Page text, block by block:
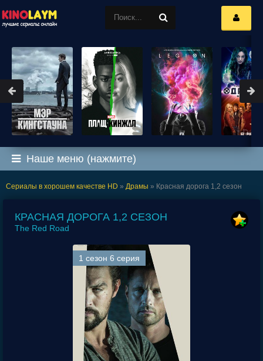
Наше меню (нажмите)
Сериалы в хорошем качестве HD » Драмы » Красная дорога 1,2 сезон
КРАСНАЯ ДОРОГА 1,2 СЕЗОН
The Red Road
1 сезон 6 серия